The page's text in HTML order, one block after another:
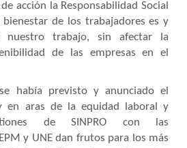
acción la Responsabilidad Social
bienestar de los trabajadores es y
nuestro trabajo, sin afectar la
de las empresas en el
había previsto y anunciado el
en aras de la equidad laboral y
de SINPRO con las
y UNE dan frutos para los más